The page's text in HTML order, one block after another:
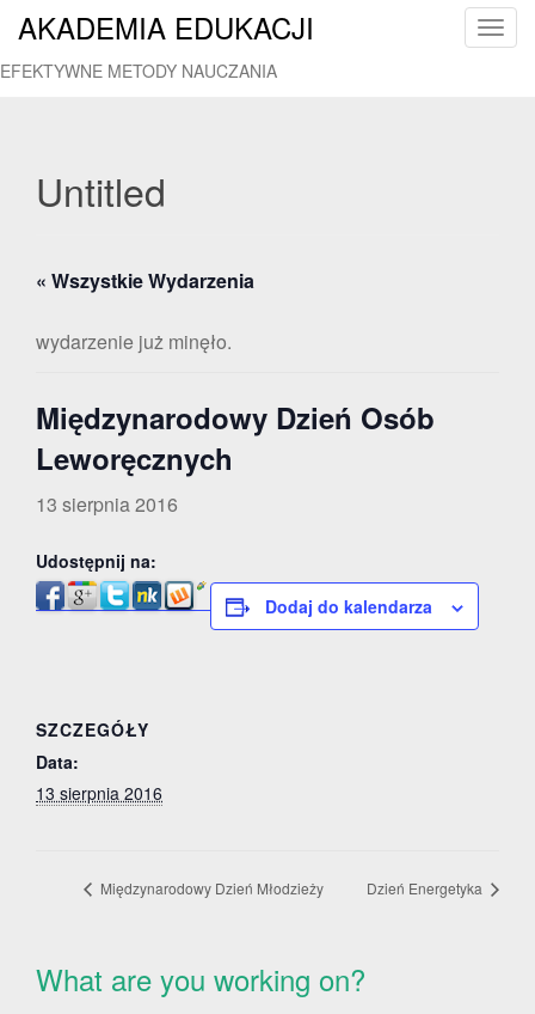
T
AKADEMIA EDUKACJI
EFEKTYWNE METODY NAUCZANIA
Untitled
« Wszystkie Wydarzenia
wydarzenie już minęło.
Międzynarodowy Dzień Osób
Leworęcznych
13 sierpnia 2016
Udostępnij na:
Dodaj do kalendarza
SZCZEGÓŁY
Data:
13 sierpnia 2016
Międzynarodowy Dzień Młodzieży Dzień Energetyka
What are you working on?